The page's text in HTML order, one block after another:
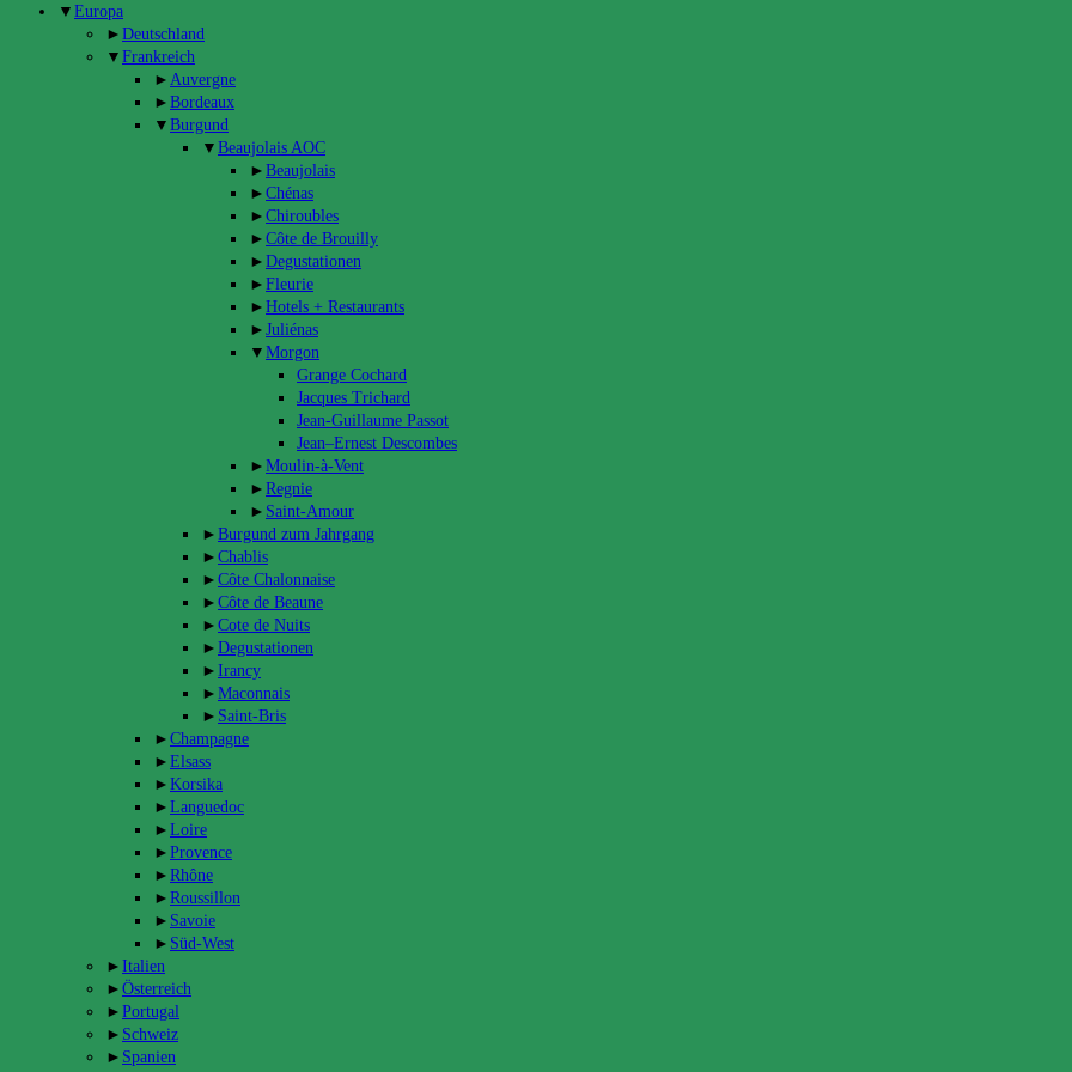
▼ Europa
► Deutschland
▼ Frankreich
► Auvergne
► Bordeaux
▼ Burgund
▼ Beaujolais AOC
► Beaujolais
► Chénas
► Chiroubles
► Côte de Brouilly
► Degustationen
► Fleurie
► Hotels + Restaurants
► Juliénas
▼ Morgon
Grange Cochard
Jacques Trichard
Jean-Guillaume Passot
Jean–Ernest Descombes
► Moulin-à-Vent
► Regnie
► Saint-Amour
► Burgund zum Jahrgang
► Chablis
► Côte Chalonnaise
► Côte de Beaune
► Cote de Nuits
► Degustationen
► Irancy
► Maconnais
► Saint-Bris
► Champagne
► Elsass
► Korsika
► Languedoc
► Loire
► Provence
► Rhône
► Roussillon
► Savoie
► Süd-West
► Italien
► Österreich
► Portugal
► Schweiz
► Spanien